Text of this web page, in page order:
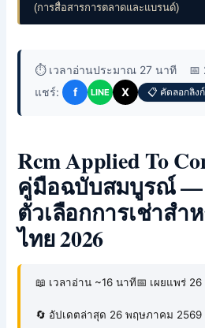
(การสื่อสารการตลาดและแบรนด์)
⏱️ เวลาอ่านประมาณ 27 นาที
📅
แชร์:
f LINE X 📋 คัดลอกลิงก์
Rcm Applied To
คู่มือฉบับสมบูรณ์ —
ตัวเลือกการเช่าสำ
ไทย 2026
📖 เวลาอ่าน ~16 นาที📅 เผยแพร่
🔄 อัปเดตล่าสุด 26 พฤษภาคม 2569